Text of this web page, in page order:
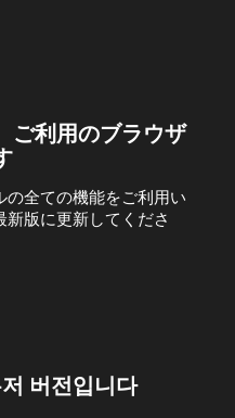
ご利用のブラウザ
の全ての機能をご利用い
版に更新してくださ
버전입니다